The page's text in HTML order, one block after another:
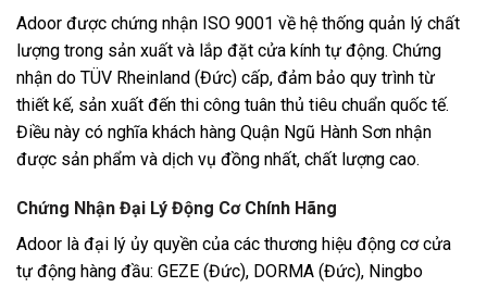
Adoor được chứng nhận ISO 9001 về hệ thống quản lý chất
lượng trong sản xuất và lắp đặt cửa kính tự động. Chứng
nhận do TÜV Rheinland (Đức) cấp, đảm bảo quy trình từ
thiết kế, sản xuất đến thi công tuân thủ tiêu chuẩn quốc tế.
Điều này có nghĩa khách hàng Quận Ngũ Hành Sơn nhận
được sản phẩm và dịch vụ đồng nhất, chất lượng cao.
Chứng Nhận Đại Lý Động Cơ Chính Hãng
Adoor là đại lý ủy quyền của các thương hiệu động cơ cửa
tự động hàng đầu: GEZE (Đức), DORMA (Đức), Ningbo